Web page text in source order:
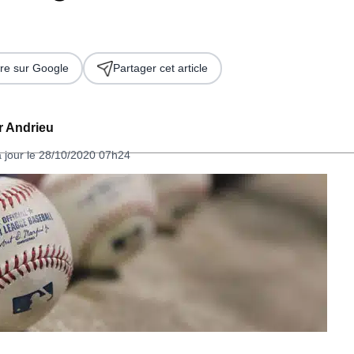
Andrieu
jour le 28/10/2020 07h24
sur Google Partager cet article